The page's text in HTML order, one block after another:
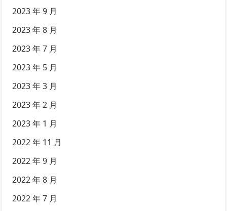
2023 年 9 月
2023 年 8 月
2023 年 7 月
2023 年 5 月
2023 年 3 月
2023 年 2 月
2023 年 1 月
2022 年 11 月
2022 年 9 月
2022 年 8 月
2022 年 7 月